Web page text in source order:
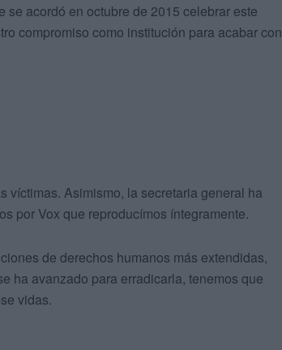
se acordó en octubre de 2015 celebrar este
compromiso como institución para acabar con
víctimas. Asimismo, la secretaria general ha
por Vox que reproducímos íntegramente.
de derechos humanos más extendidas,
ha avanzado para erradicarla, tenemos que
vidas.